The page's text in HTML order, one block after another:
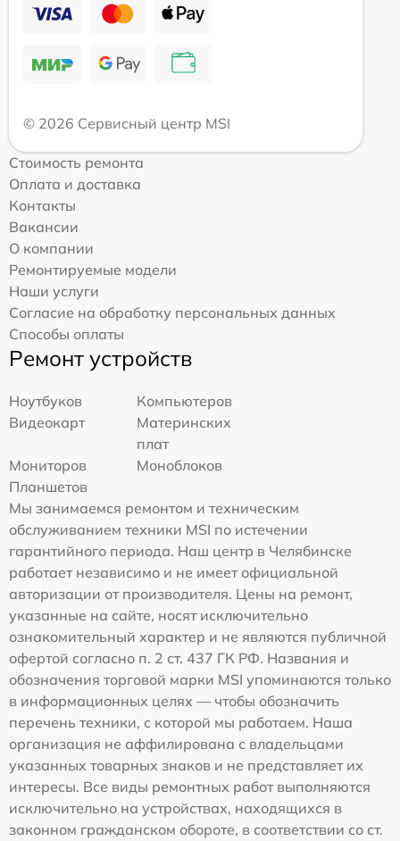
© 2026 Сервисный центр MSI
Стоимость ремонта
Оплата и доставка
Контакты
Вакансии
О компании
Ремонтируемые модели
Наши услуги
Согласие на обработку персональных данных
Способы оплаты
Ремонт устройств
Ноутбуков
Компьютеров
Видеокарт
Материнских
плат
Мониторов
Моноблоков
Планшетов
Мы занимаемся ремонтом и техническим
обслуживанием техники MSI по истечении
гарантийного периода. Наш центр в Челябинске
работает независимо и не имеет официальной
авторизации от производителя. Цены на ремонт,
указанные на сайте, носят исключительно
ознакомительный характер и не являются публичной
офертой согласно п. 2 ст. 437 ГК РФ. Названия и
обозначения торговой марки MSI упоминаются только
в информационных целях — чтобы обозначить
перечень техники, с которой мы работаем. Наша
организация не аффилирована с владельцами
указанных товарных знаков и не представляет их
интересы. Все виды ремонтных работ выполняются
исключительно на устройствах, находящихся в
законном гражданском обороте, в соответствии со ст.